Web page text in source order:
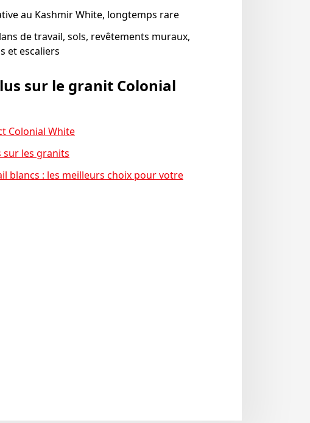
au Kashmir White, longtemps rare
de travail, sols, revêtements muraux,
et escaliers
sur le granit Colonial
Colonial White
sur les granits
blancs : les meilleurs choix pour votre